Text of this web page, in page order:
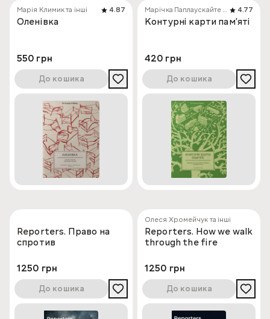
Марія Климик та інші 4.87
Оленівка
550 грн
До кошика
Марічка Паплаускайте та інші 4.77
Контурні карти пам'яті
420 грн
До кошика
Reporters. Право на
спротив
1250 грн
До кошика
Олеся Хромейчук та інші
Reporters. How we walk
through the fire
1250 грн
До кошика